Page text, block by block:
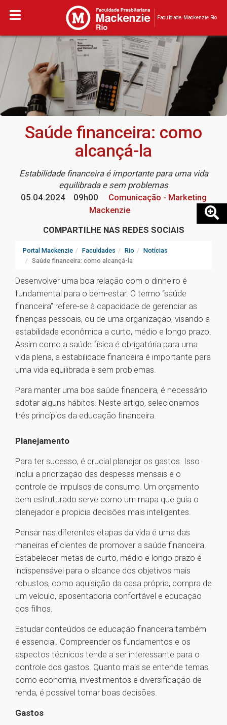
Faculdade Mackenzie Rio
Saúde financeira: como
alcançá-la
Estabilidade financeira é importante para uma vida
equilibrada e sem problemas
05.04.2024
09h00
Comunicação - Marketing
Mackenzie
COMPARTILHE NAS REDES SOCIAIS
Portal Mackenzie Faculdades Rio
Notícias
Saúde financeira: como alcançá-la
Desenvolver uma boa relação com o dinheiro é
fundamental para o bem-estar. O termo “saúde
financeira” refere-se à capacidade de gerenciar as
finanças pessoais, ou de uma organização, visando a
estabilidade econômica a curto, médio e longo prazo.
Assim como a saúde física é obrigatória para uma
vida plena, a estabilidade financeira é importante para
uma vida equilibrada e sem problemas.
Para manter uma boa saúde financeira, é necessário
adotar alguns hábitos. Neste artigo, selecionamos
três princípios da educação financeira.
Planejamento
Para ter sucesso, é crucial planejar os gastos. Isso
inclui a priorização das despesas mensais e o
controle de impulsos de consumo. Um orçamento
bem estruturado serve como um mapa que guia o
planejador e propicia decisões mais inteligentes.
Pensar nas diferentes etapas da vida é uma das
maneiras eficientes de promover a saúde financeira.
Estabelecer metas de curto, médio e longo prazo é
indispensável para o alcance dos objetivos mais
robustos, como aquisição da casa própria, compra de
um veículo, aposentadoria confortável e educação
dos filhos.
Estudar conteúdos de educação financeira também
é essencial. Compreender os fundamentos e os
aspectos técnicos tende a ser interessante para o
controle dos gastos. Quanto mais se entende temas
como economia, investimentos e diversificação de
renda, é possível tomar boas decisões.
Gastos